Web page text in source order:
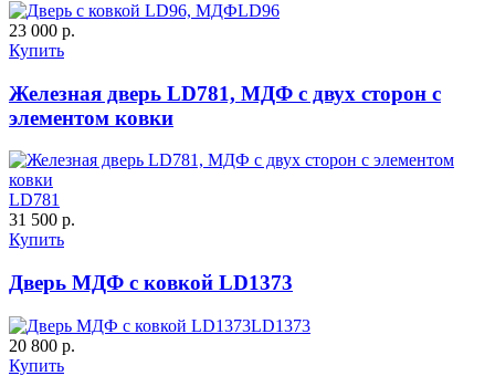
К-36 46 30
C67 C68
LD96
23 000 р.
Купить
Железная дверь LD781, МДФ с двух сторон с
элементом ковки
LD781
31 500 р.
Купить
Дверь МДФ с ковкой LD1373
LD1373
20 800 р.
Купить